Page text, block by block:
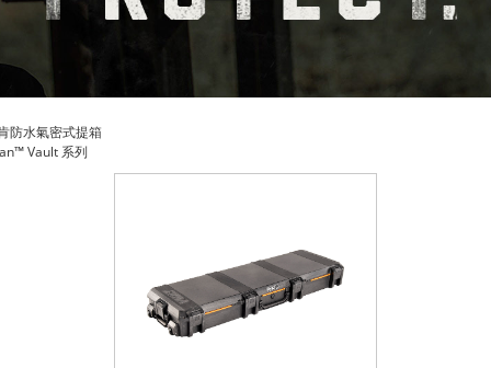
防水氣密式提箱
Vault 系列